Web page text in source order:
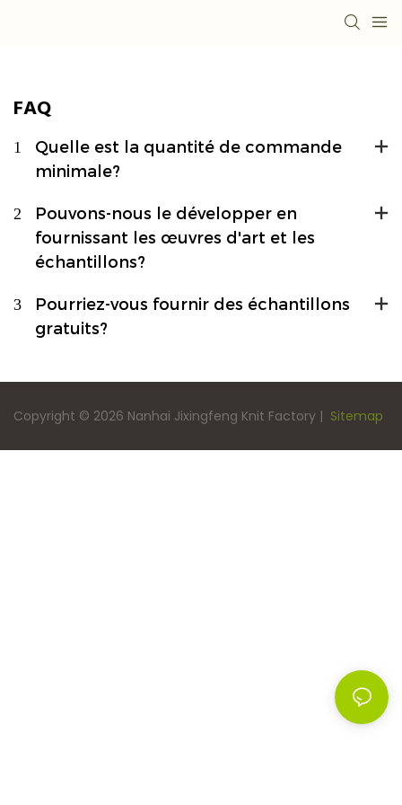
FAQ
1
Quelle est la quantité de commande
minimale?
2
Pouvons-nous le développer en
fournissant les œuvres d'art et les
échantillons?
3
Pourriez-vous fournir des échantillons
gratuits?
Copyright © 2026 Nanhai Jixingfeng Knit Factory | Sitemap